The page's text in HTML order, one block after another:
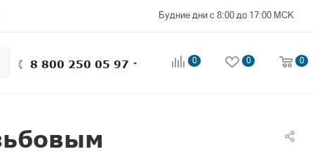
Будние дни с 8:00 до 17:00 МСК
8 800 250 05 97 0 0 0